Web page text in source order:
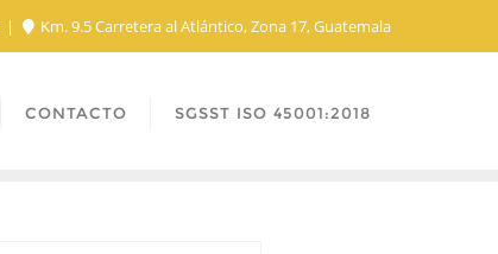
Km. 9.5 Carretera al Atlántico, Zona 17, Guatemala
CONTACTO SGSST ISO 45001:2018